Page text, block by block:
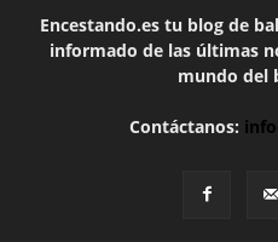
Encestando.es tu blog de
informado de las últimas
mundo del
Contáctanos: